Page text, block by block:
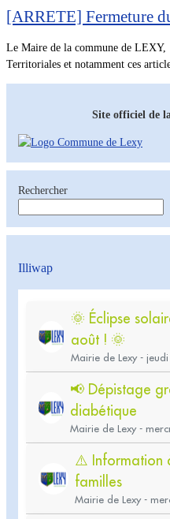
[ARRETE] Fermeture
Le Maire de la commune de
Territoriales et notamment ces
Site officiel de
Rechercher
Illiwap